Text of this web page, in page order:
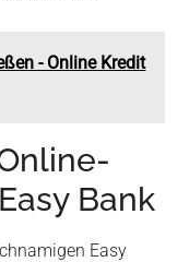
- Online Kredit
Bank
Easy